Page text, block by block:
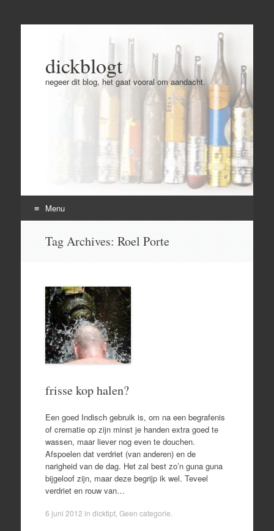
dickblogt
negeer dit blog, het gaat vooral om aandacht.
Menu
Tag Archives: Roel Porte
frisse kop halen?
Een goed Indisch gebruik is, om na een begrafenis
of crematie op zijn minst je handen extra goed te
wassen, maar liever nog even te douchen.
Afspoelen dat verdriet (van anderen) en de
narigheid van de dag. Het zal best zo’n guna guna
bijgeloof zijn, maar deze begrijp ik wel. Teveel
verdriet en rouw van…
6 juni 2012 in dicktipt, Geen categorie